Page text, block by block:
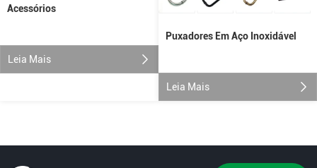
Acessórios
Leia Mais
Puxadores Em Aço Inoxidável
Leia Mais